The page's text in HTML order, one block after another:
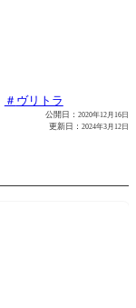
ヴリトラ
公開日： 2020年12月16日
更新日： 2024年3月12日